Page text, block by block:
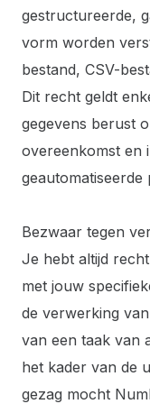
gestructureerde,
vorm worden
bestand, CSV-
Dit recht geldt
gegevens berust
overeenkomst en
Bezwaar tegen
Je hebt altijd
met jouw
de verwerking
van een taak van
het kader van de
gezag mocht